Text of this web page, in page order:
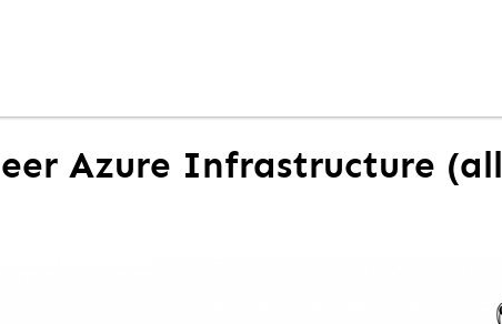
Azure Infrastructure (all